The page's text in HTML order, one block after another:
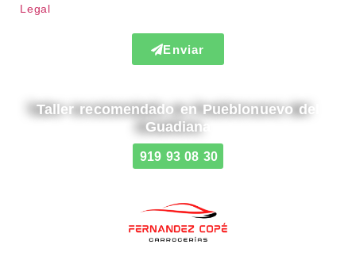
Legal
Enviar
Taller recomendado en Pueblonuevo del
Guadiana
919 93 08 30